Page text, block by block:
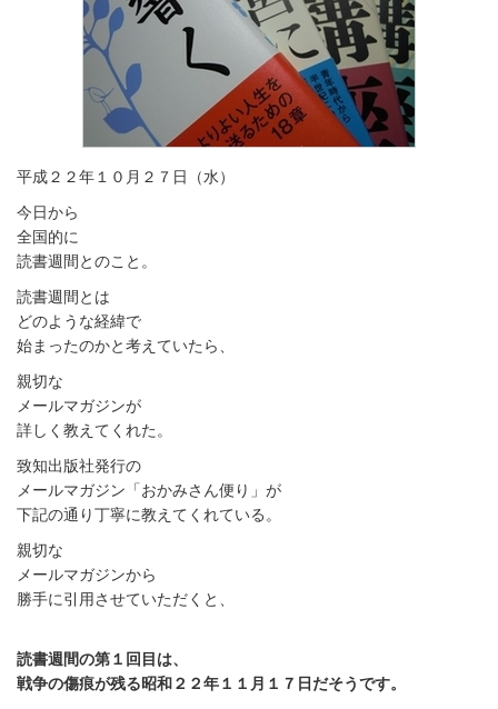
平成２２年１０月２７日（水）
今日から
全国的に
読書週間とのこと。
読書週間とは
どのような経緯で
始まったのかと考えていたら、
親切な
メールマガジンが
詳しく教えてくれた。
致知出版社発行の
メールマガジン「おかみさん便り」が
下記の通り丁寧に教えてくれている。
親切な
メールマガジンから
勝手に引用させていただくと、
読書週間の第１回目は、
戦争の傷痕が残る昭和２２年１１月１７日だそうです。